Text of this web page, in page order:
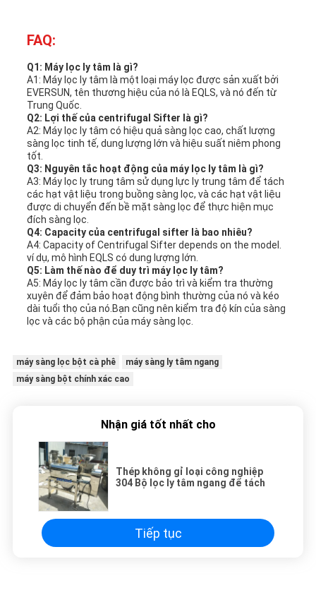
FAQ:
Q1: Máy lọc ly tâm là gì?
A1: Máy lọc ly tâm là một loại máy lọc được sản xuất bởi
EVERSUN, tên thương hiệu của nó là EQLS, và nó đến từ
Trung Quốc.
Q2: Lợi thế của centrifugal Sifter là gì?
A2: Máy lọc ly tâm có hiệu quả sàng lọc cao, chất lượng
sàng lọc tinh tế, dung lượng lớn và hiệu suất niêm phong
tốt.
Q3: Nguyên tắc hoạt động của máy lọc ly tâm là gì?
A3: Máy lọc ly trung tâm sử dụng lực ly trung tâm để tách
các hạt vật liệu trong buồng sàng lọc, và các hạt vật liệu
được di chuyển đến bề mặt sàng lọc để thực hiện mục
đích sàng lọc.
Q4: Capacity của centrifugal sifter là bao nhiêu?
A4: Capacity of Centrifugal Sifter depends on the model.
ví dụ, mô hình EQLS có dung lượng lớn.
Q5: Làm thế nào để duy trì máy lọc ly tâm?
A5: Máy lọc ly tâm cần được bảo trì và kiểm tra thường
xuyên để đảm bảo hoạt động bình thường của nó và kéo
dài tuổi thọ của nó.Bạn cũng nên kiểm tra độ kín của sàng
lọc và các bộ phận của máy sàng lọc.
máy sàng lọc bột cà phê
máy sàng ly tâm ngang
máy sàng bột chính xác cao
Nhận giá tốt nhất cho
Thép không gỉ loại công nghiệp
304 Bộ lọc ly tâm ngang để tách
Tiếp tục